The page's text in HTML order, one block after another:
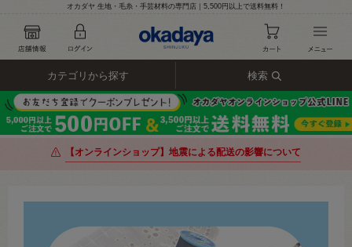
オカダヤ 生地・毛糸・手芸材料の専門店｜5,500円以上で送料無料！
カテゴリから探す 検索
【オンラインショップ】地震による配送の影響について